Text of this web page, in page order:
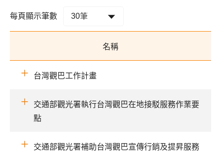
每頁顯示筆數
名稱
台灣觀巴工作計畫
交通部觀光署執行台灣觀巴在地接駁服務作業要
點
交通部觀光署補助台灣觀巴宣傳行銷及提昇服務